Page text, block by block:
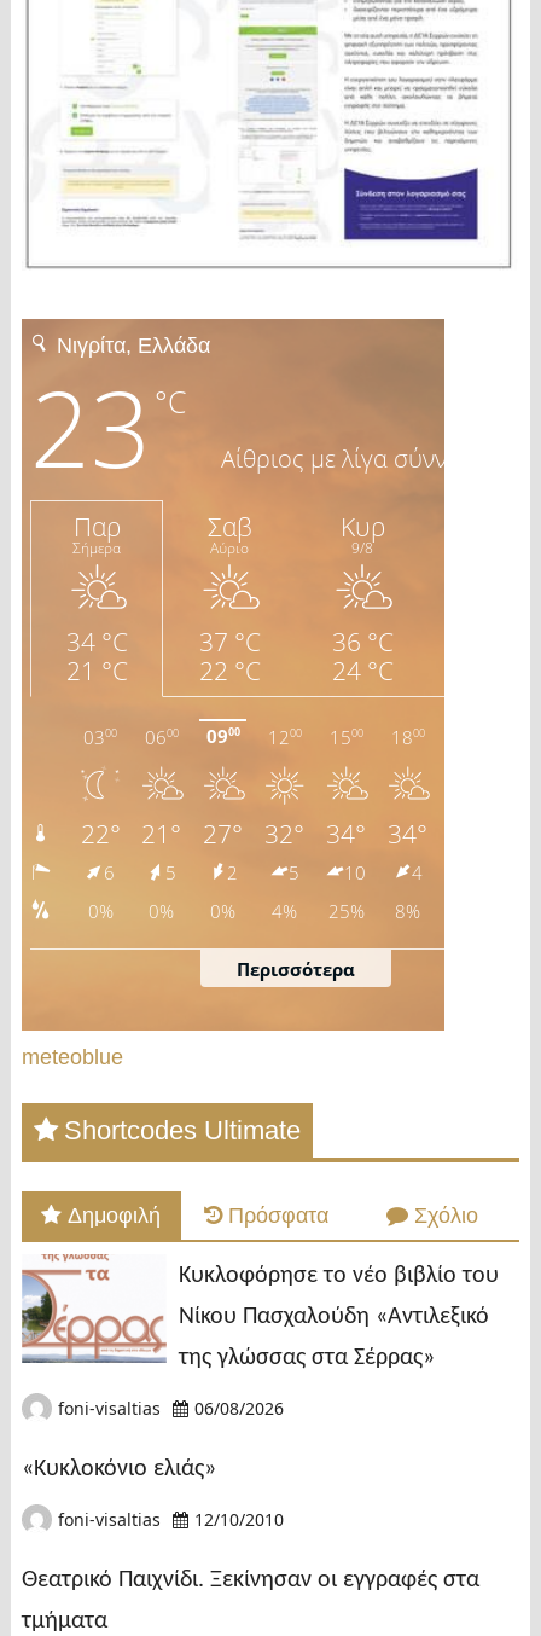
meteoblue
Shortcodes Ultimate
Δημοφιλή Πρόσφατα Σχόλιο
Κυκλοφόρησε το νέο βιβλίο του
Νίκου Πασχαλούδη «Αντιλεξικό
της γλώσσας στα Σέρρας»
foni-visaltias 06/08/2026
«Κυκλοκόνιο ελιάς»
foni-visaltias 12/10/2010
Θεατρικό Παιχνίδι. Ξεκίνησαν οι εγγραφές στα
τμήματα